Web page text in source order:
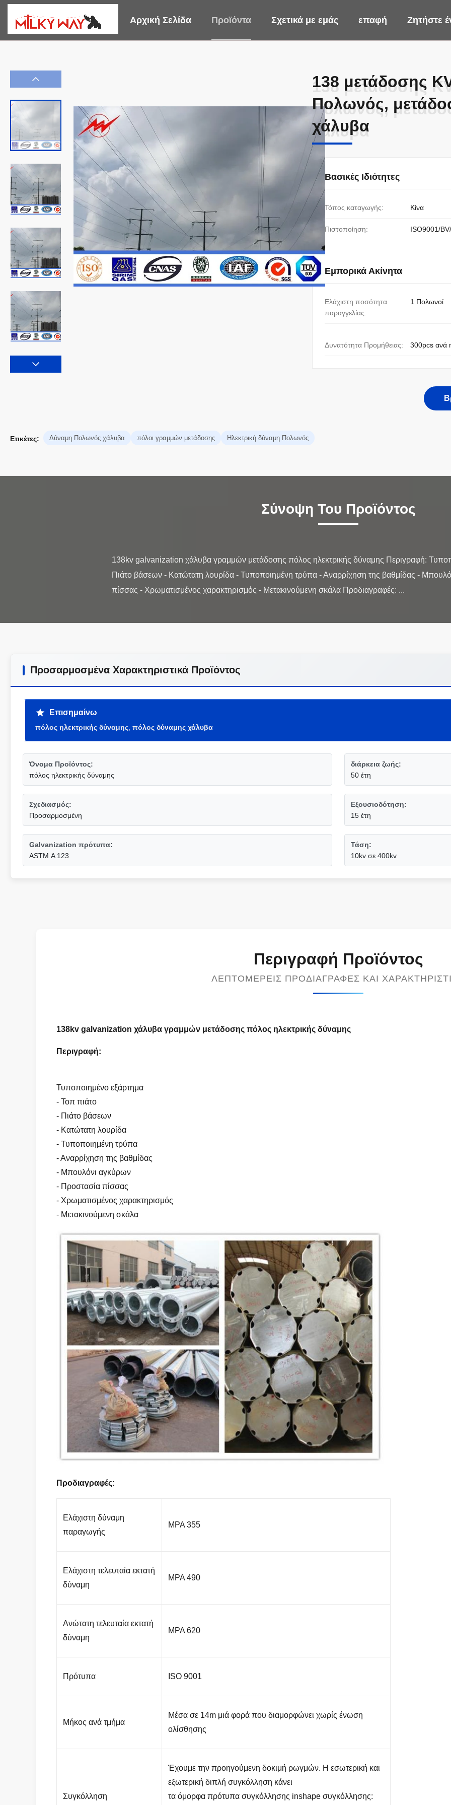
Αρχική Σελίδα Προϊόντα Σχετικά με εμάς επαφή Ζητήστε
138 μετάδοσης
Πολωνός,
χάλυβα
138 μετάδοσης
Πολωνός,
χάλυβα
Βασικές Ιδιότητες
Τόπος καταγωγής: Κίνα
Πιστοποίηση: ISO9001/BV/
Εμπορικά Ακίνητα
Ελάχιστη ποσότητα
παραγγελίας:
1 Πολωνοί
Δυνατότητα Προμήθειας: 300pcs ανά
Ετικέτες: Δύναμη Πολωνός χάλυβα πόλοι γραμμών μετάδοσης Ηλεκτρική δύναμη Πολωνός
Σύνοψη Του Προϊόντος
138kv galvanization χάλυβα γραμμών μετάδοσης πόλος ηλεκτρικής δύναμης Περιγραφή:
Πιάτο βάσεων - Κατώτατη λουρίδα - Τυποποιημένη τρύπα - Αναρρίχηση της βαθμίδας -
Προσαρμοσμένα Χαρακτηριστικά Προϊόντος
Επισημαίνω
πόλος ηλεκτρικής δύναμης πόλος δύναμης χάλυβα
Όνομα Προϊόντος:
πόλος ηλεκτρικής δύναμης
διάρκεια ζωής:
50 έτη
Σχεδιασμός:
Προσαρμοσμένη
Εξουσιοδότηση:
15 έτη
Galvanization πρότυπα:
ASTM Α 123
Τάση:
10kv σε 400kv
Περιγραφή Προϊόντος
ΛΕΠΤΟΜΕΡΕΊΣ ΠΡΟΔΙΑΓΡΑΦΈΣ ΚΑΙ
138kv galvanization χάλυβα γραμμών μετάδοσης πόλος ηλεκτρικής δύναμης
Περιγραφή:
Τυποποιημένο εξάρτημα
- Τοπ πιάτο
- Πιάτο βάσεων
- Κατώτατη λουρίδα
- Τυποποιημένη τρύπα
- Αναρρίχηση της βαθμίδας
- Μπουλόνι αγκύρων
- Προστασία πίσσας
- Χρωματισμένος χαρακτηρισμός
- Μετακινούμενη σκάλα
Προδιαγραφές:
Ελάχιστη δύναμη
παραγωγής
MPA 355
Ελάχιστη τελευταία εκτατή
δύναμη
MPA 490
Ανώτατη τελευταία εκτατή
δύναμη
MPA 620
Πρότυπα ISO 9001
Μήκος ανά τμήμα
Μέσα σε 14m μιά φορά που διαμορφώνει χωρίς ένωση
ολίσθησης
Συγκόλληση
Έχουμε την προηγούμενη δοκιμή ρωγμών. Η εσωτερική και
εξωτερική διπλή συγκόλληση κάνει
τα όμορφα πρότυπα συγκόλλησης inshape συγκόλλησης: